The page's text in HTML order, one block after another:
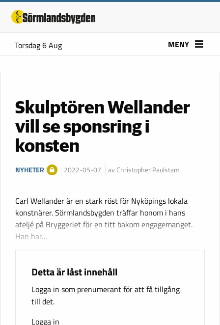
Torsdag 6 Aug MENY
Skulptören Wellander
vill se sponsring i
konsten
NYHETER 2022-05-07 av Christopher Paulstam
Carl Wellander är en stark röst för Nyköpings lokala
konstnärer. Sörmlandsbygden träffar honom i hans
ateljé på Bryggeriet för en titt bakom engagemanget.
Han har…
Detta är låst innehåll
Logga in som prenumerant för att få tillgång
till det.
Logga in